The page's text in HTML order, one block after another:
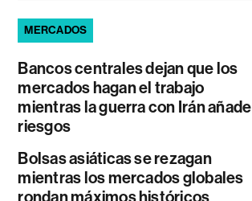
MERCADOS
Bancos centrales dejan que los
mercados hagan el trabajo
mientras la guerra con Irán añade
riesgos
Bolsas asiáticas se rezagan
mientras los mercados globales
rondan máximos históricos